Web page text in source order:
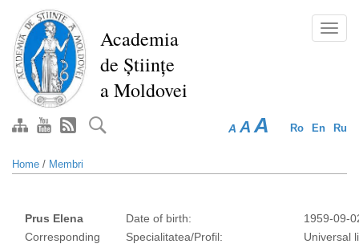
main
content
Academia
de Științe
a Moldovei
Ro En Ru
A A A
Home / Membri
Prus Elena
Corresponding
Date of birth:
Specialitatea/Profil:
1959-09-
Universal